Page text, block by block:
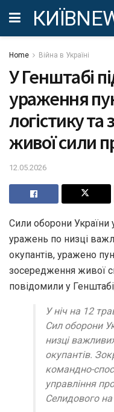
Home Війна в Україні
У Генштабі
ураження
логістику
живої сили
12.05.2026
Сили оборони України
уражень по низці
окупантів, уражено
зосередження живої
повідомили у
У ніч на 12
Сил оборони
низці
окупантів.
командно-
управління
Селидового